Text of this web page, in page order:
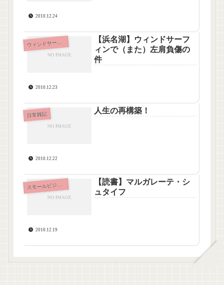
2010.12.24
ウ
ィンドサーフィン
【浜名湖】ウィンドサーフ
ィンで（また）左肩負傷の
件
2010.12.23
日常雑記 人生の再構築！
2010.12.22
ス
モールビジネス
【読書】マルガレーテ・シ
ュタイフ
2010.12.19